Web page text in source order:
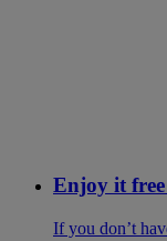
Enjoy it
If you don’t